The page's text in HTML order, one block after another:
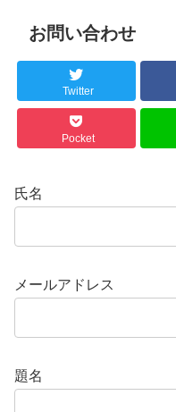
お問い合わせ
Twitter
Pocket
氏名
メールアドレス
題名